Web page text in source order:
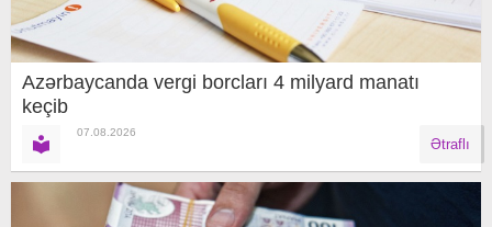
Azərbaycanda vergi borcları 4 milyard manatı
keçib
07.08.2026
Ətraflı